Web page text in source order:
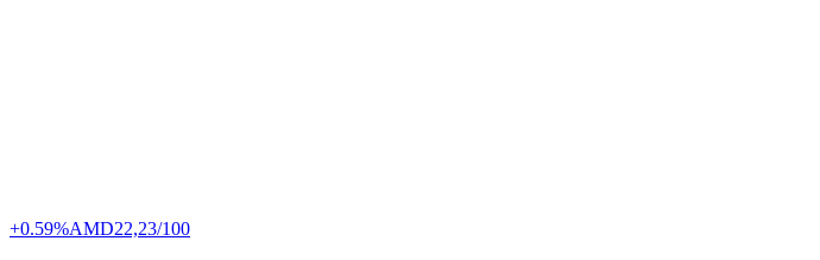
+0.59%AMD22,23/100